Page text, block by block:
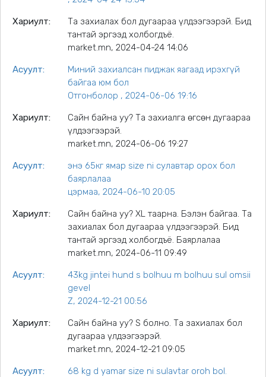
Хариулт:
Та захиалах бол дугаараа үлдээгээрэй. Бид
тантай эргээд холбогдъё.
market.mn, 2024-04-24 14:06
Асуулт:
Миний захиалсан пиджак яагаад ирэхгүй
байгаа юм бол
Отгонболор , 2024-06-06 19:16
Хариулт:
Сайн байна уу? Та захиалга өгсөн дугаараа
үлдээгээрэй.
market.mn, 2024-06-06 19:27
Асуулт:
энэ 65кг ямар size ni сулавтар орох бол
баярлалаа
цэрмаа, 2024-06-10 20:05
Хариулт:
Сайн байна уу? XL таарна. Бэлэн байгаа. Та
захиалах бол дугаараа үлдээгээрэй. Бид
тантай эргээд холбогдъё. Баярлалаа
market.mn, 2024-06-11 09:49
Асуулт:
43kg jintei hund s bolhuu m bolhuu sul omsii
gevel
Z, 2024-12-21 00:56
Хариулт:
Сайн байна уу? S болно. Та захиалах бол
дугаараа үлдээгээрэй.
market.mn, 2024-12-21 09:05
Асуулт:
68 kg d yamar size ni sulavtar oroh bol.